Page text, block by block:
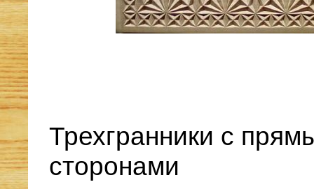
Трехгранники с
сторонами